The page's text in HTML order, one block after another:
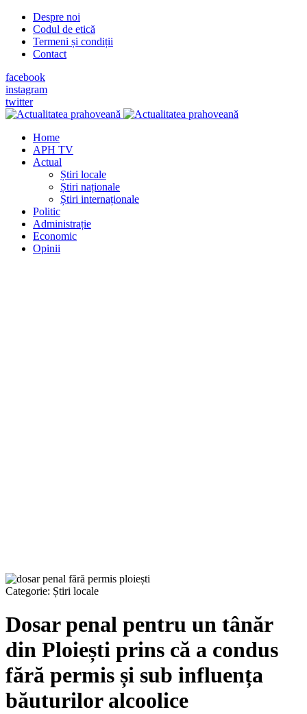
Despre noi
Codul de etică
Termeni și condiții
Contact
facebook
instagram
twitter
Home
APH TV
Actual
Știri locale
Știri naționale
Știri internaționale
Politic
Administrație
Economic
Opinii
Categorie: Știri locale
Dosar penal pentru un tânăr
din Ploiești prins că a condus
fără permis și sub influența
băuturilor alcoolice